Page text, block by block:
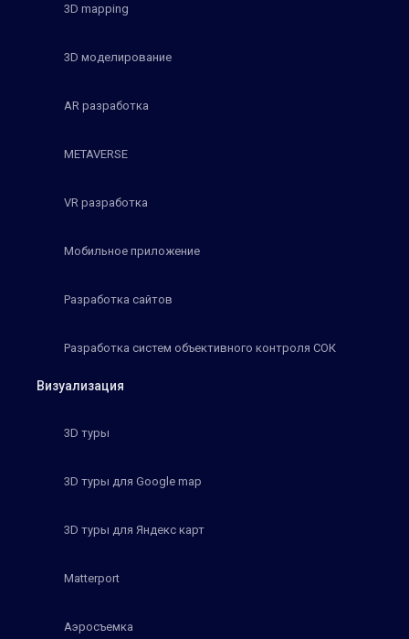
3D mapping
3D моделирование
AR разработка
METAVERSE
VR разработка
Мобильное приложение
Разработка сайтов
Разработка систем объективного контроля СОК
Визуализация
3D туры
3D туры для Google map
3D туры для Яндекс карт
Matterport
Аэросъемка